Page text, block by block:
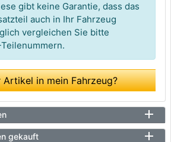
gibt keine Garantie, dass das
auch in Ihr Fahrzeug
vergleichen Sie bitte
Artikel in mein Fahrzeug?
gekauft